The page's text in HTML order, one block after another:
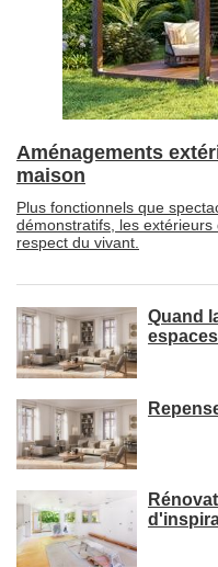
Aménagements
maison
Plus fonctionnels que
démonstratifs, les
respect du vivant.
Quand